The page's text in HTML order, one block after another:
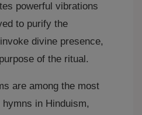
powerful vibrations
to purify the
divine presence,
of the ritual.
are among the most
in Hinduism,